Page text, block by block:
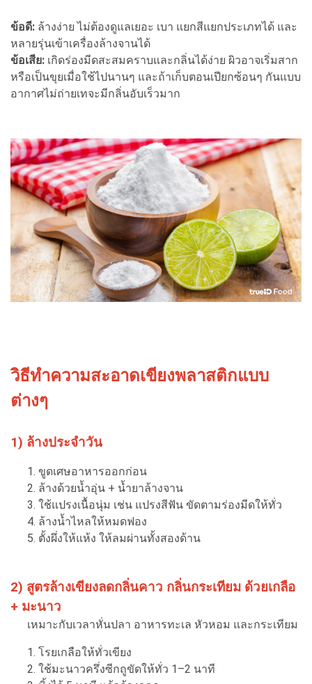
ข้อดี: ล้างง่าย ไม่ต้องดูแลเยอะ เบา แยกสีแยกประเภทได้ และ
หลายรุ่นเข้าเครื่องล้างจานได้
ข้อเสีย: เกิดร่องมีดสะสมคราบและกลิ่นได้ง่าย ผิวอาจเริ่มสาก
หรือเป็นขุยเมื่อใช้ไปนานๆ และถ้าเก็บตอนเปียกซ้อนๆ กันแบบ
อากาศไม่ถ่ายเทจะมีกลิ่นอับเร็วมาก
วิธีทำความสะอาดเขียงพลาสติกแบบ
ต่างๆ
1) ล้างประจำวัน
ขูดเศษอาหารออกก่อน
ล้างด้วยน้ำอุ่น + น้ำยาล้างจาน
ใช้แปรงเนื้อนุ่ม เช่น แปรงสีฟัน ขัดตามร่องมีดให้ทั่ว
ล้างน้ำไหลให้หมดฟอง
ตั้งผึ่งให้แห้ง ให้ลมผ่านทั้งสองด้าน
2) สูตรล้างเขียงลดกลิ่นคาว กลิ่นกระเทียม ด้วยเกลือ
+ มะนาว
เหมาะกับเวลาหั่นปลา อาหารทะเล หัวหอม และกระเทียม
โรยเกลือให้ทั่วเขียง
ใช้มะนาวครึ่งซีกถูขัดให้ทั่ว 1–2 นาที